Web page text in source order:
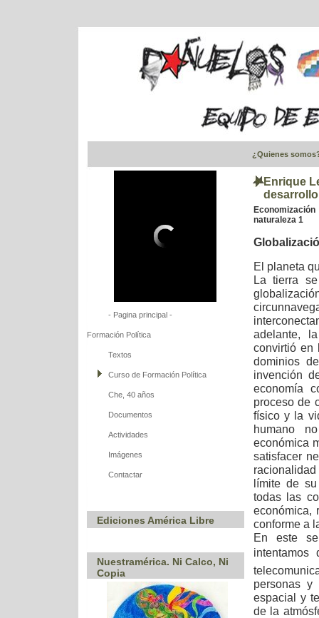
¿Quienes
- Pagina principal -
Formación Política
Textos
Curso de Formación Política
Che, 40 años
Documentos
Actividades
Imágenes
Contactar
Ediciones América Libre
Nuestramérica. Ni Calco, Ni
Copia
Enrique
naturaleza 1
El planeta
La tierra
adelante,
convirtió en
dominios
invención
economía
proceso de
físico y la
humano
económica
satisfacer
límite de
todas las
económica,
conforme a
En este
intentamos
personas y
espacial y
de la